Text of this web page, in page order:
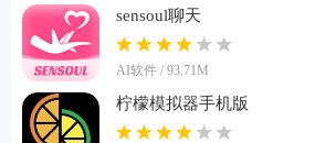
sensoul聊天
AI软件 / 93.71M
柠檬模拟器手机版